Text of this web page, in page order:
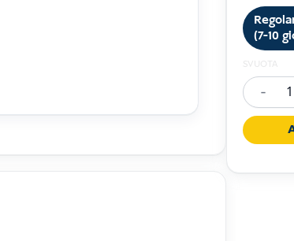
(7-10
SVUOTA
-
Visa